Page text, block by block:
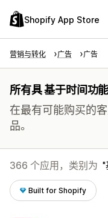
Shopify App Store
营销与转化 广告 广告
所有具 基于时间功
在最有可能购买的
品。
366 个应用，类别为
Built for Shopify